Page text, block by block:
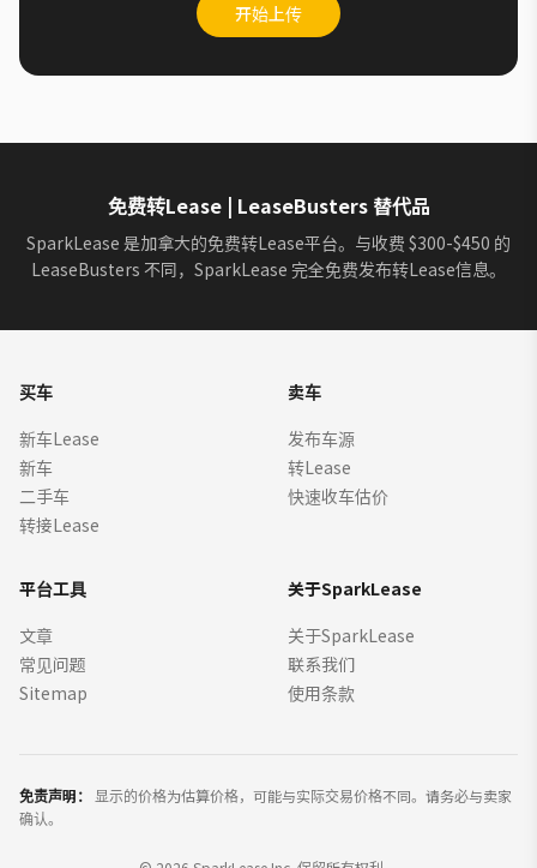
开始上传
免费转Lease | LeaseBusters 替代品
SparkLease 是加拿大的免费转Lease平台。与收费 $300-$450 的
LeaseBusters 不同，SparkLease 完全免费发布转Lease信息。
买车
新车Lease
新车
二手车
转接Lease
卖车
发布车源
转Lease
快速收车估价
平台工具
文章
常见问题
Sitemap
关于SparkLease
关于SparkLease
联系我们
使用条款
免责声明：
显示的价格为估算价格，可能与实际交易价格不同。请务必与卖家
确认。